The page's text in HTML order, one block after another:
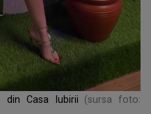
din Casa Iubirii
(sursa foto: